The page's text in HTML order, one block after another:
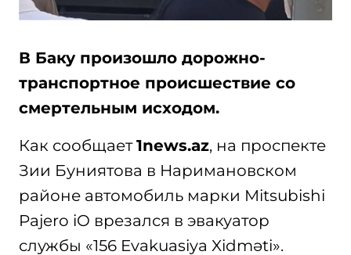
В Баку произошло дорожно-
транспортное происшествие со
смертельным исходом.
Как сообщает1news.az, на проспекте
Зии Буниятова в Наримановском
районе автомобиль марки Mitsubishi
Pajero iO врезался в эвакуатор
службы «156 Evakuasiya Xidməti».